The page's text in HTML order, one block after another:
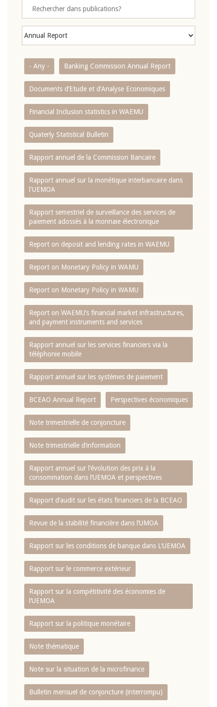
- Any - Banking Commission Annual Report
Documents d’Etude et d’Analyse Economiques
Financial Inclusion statistics in WAEMU
Quaterly Statistical Bulletin
Rapport annuel de la Commission Bancaire
Rapport annuel sur la monétique interbancaire dans
l'UEMOA
Rapport semestriel de surveillance des services de
paiement adossés à la monnaie électronique
Report on deposit and lending rates in WAEMU
Report on Monetary Policy in WAMU
Report on Monetary Policy in WAMU
Report on WAEMU’s financial market infrastructures,
and payment instruments and services
Rapport annuel sur les services financiers via la
téléphonie mobile
Rapport annuel sur les systèmes de paiement
BCEAO Annual Report Perspectives économiques
Note trimestrielle de conjoncture
Note trimestrielle d‘information
Rapport annuel sur l‘évolution des prix à la
consommation dans l‘UEMOA et perspectives
Rapport d‘audit sur les états financiers de la BCEAO
Revue de la stabilité financière dans l‘UMOA
Rapport sur les conditions de banque dans L‘UEMOA
Rapport sur le commerce extérieur
Rapport sur la compétitivité des économies de
l‘UEMOA
Rapport sur la politique monétaire
Note thématique
Note sur la situation de la microfinance
Bulletin mensuel de conjoncture (interrompu)